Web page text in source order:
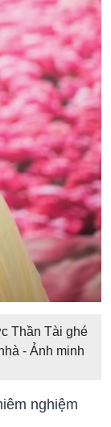
Thần Tài ghé
- Ảnh minh
nghiệm